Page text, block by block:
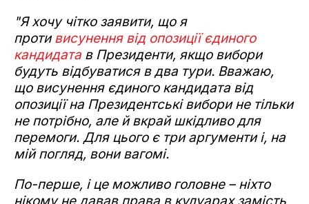
"Я хочу чітко заявити, що я
противисунення від опозиції єдиного
кандидата в Президенти, якщо вибори
будуть відбуватися в два тури. Вважаю,
що висунення єдиного кандидата від
опозиції на Президентські вибори не тільки
не потрібно, але й вкрай шкідливо для
перемоги. Для цього є три аргументи і, на
мій погляд, вони вагомі.
По-перше, і це можливо головне – ніхто
нікому не давав права в кулуарах замість